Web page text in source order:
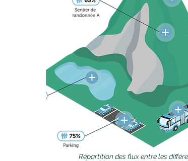
Répartition des flux entre les